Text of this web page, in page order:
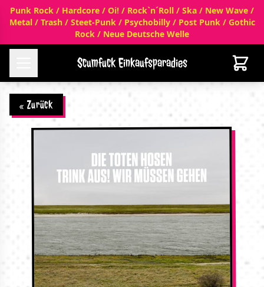
Punk Rock / Hardcore / Oi! / Rock`n´Roll / Ska / New Wave /
Metal / Trash / Steet-Punk / Psychobilly / Post Punk / Gothic
Rock / Neue Deutsche Welle
Scumfuck Einkaufsparadies
« Zurück